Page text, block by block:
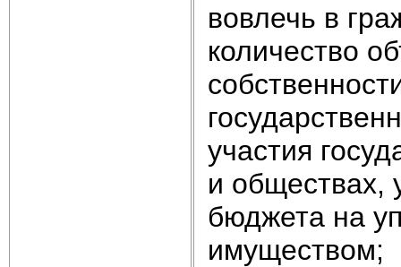
вовлечь в
количество
участия
и обществах,
бюджета на
имуществом;